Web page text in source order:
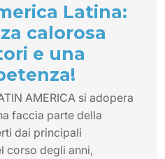
Latina:
calorosa
e una
AMERICA si adopera
faccia parte della
dai principali
corso degli anni,